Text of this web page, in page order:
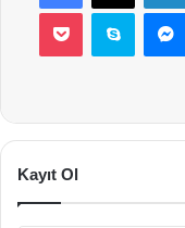
Pocket Skype
Kayıt Ol